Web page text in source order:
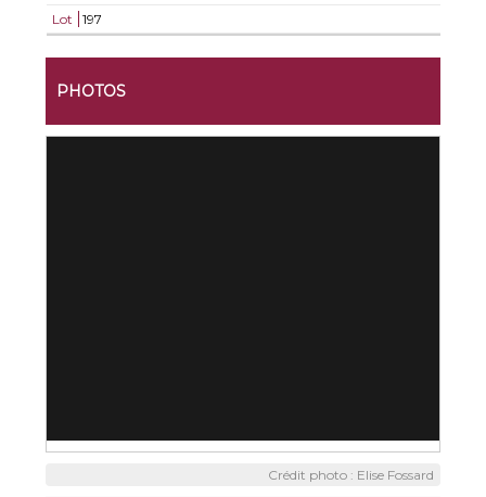
Lot
197
PHOTOS
Crédit photo : Elise Fossard